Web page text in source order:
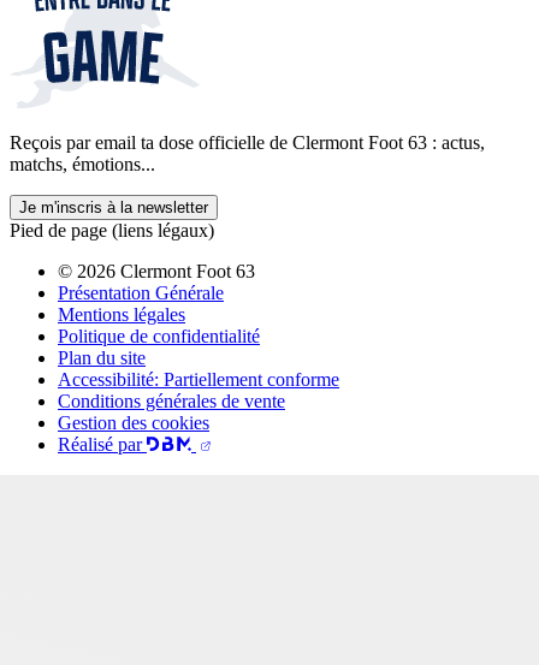
Reçois par email ta dose officielle de Clermont Foot 63 : actus,
matchs, émotions...
Je m'inscris à la newsletter
Pied de page (liens légaux)
© 2026 Clermont Foot 63
Présentation Générale
Mentions légales
Politique de confidentialité
Plan du site
Accessibilité: Partiellement conforme
Conditions générales de vente
Gestion des cookies
Réalisé par